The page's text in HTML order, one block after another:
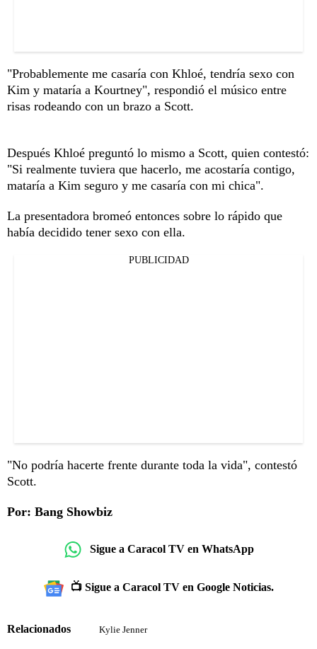
"Probablemente me casaría con Khloé, tendría sexo con
Kim y mataría a Kourtney", respondió el músico entre
risas rodeando con un brazo a Scott.
Después Khloé preguntó lo mismo a Scott, quien contestó:
"Si realmente tuviera que hacerlo, me acostaría contigo,
mataría a Kim seguro y me casaría con mi chica".
La presentadora bromeó entonces sobre lo rápido que
había decidido tener sexo con ella.
PUBLICIDAD
"No podría hacerte frente durante toda la vida", contestó
Scott.
Por: Bang Showbiz
Sigue a Caracol TV en WhatsApp
📺 Sigue a Caracol TV en Google Noticias.
Relacionados Kylie Jenner